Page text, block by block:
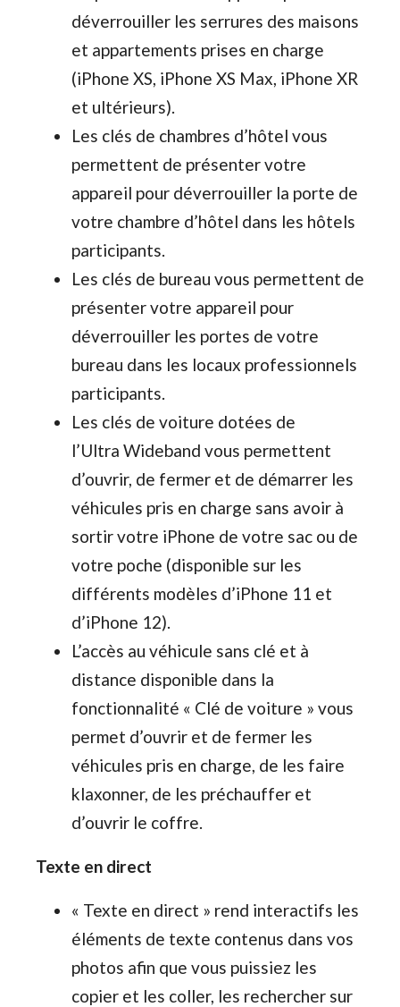
déverrouiller les serrures des maisons
et appartements prises en charge
(iPhone XS, iPhone XS Max, iPhone XR
et ultérieurs).
Les clés de chambres d’hôtel vous
permettent de présenter votre
appareil pour déverrouiller la porte de
votre chambre d’hôtel dans les hôtels
participants.
Les clés de bureau vous permettent de
présenter votre appareil pour
déverrouiller les portes de votre
bureau dans les locaux professionnels
participants.
Les clés de voiture dotées de
l’Ultra Wideband vous permettent
d’ouvrir, de fermer et de démarrer les
véhicules pris en charge sans avoir à
sortir votre iPhone de votre sac ou de
votre poche (disponible sur les
différents modèles d’iPhone 11 et
d’iPhone 12).
L’accès au véhicule sans clé et à
distance disponible dans la
fonctionnalité « Clé de voiture » vous
permet d’ouvrir et de fermer les
véhicules pris en charge, de les faire
klaxonner, de les préchauffer et
d’ouvrir le coffre.
Texte en direct
« Texte en direct » rend interactifs les
éléments de texte contenus dans vos
photos afin que vous puissiez les
copier et les coller, les rechercher sur